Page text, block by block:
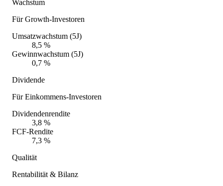
Wachstum
Für Growth-Investoren
Umsatzwachstum (5J)
8,5 %
Gewinnwachstum (5J)
0,7 %
Dividende
Für Einkommens-Investoren
Dividendenrendite
3,8 %
FCF-Rendite
7,3 %
Qualität
Rentabilität & Bilanz